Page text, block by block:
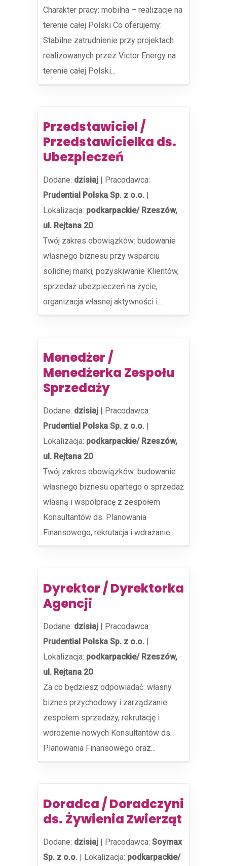
Charakter pracy: mobilna – realizacje na
terenie całej Polski Co oferujemy:
Stabilne zatrudnienie przy projektach
realizowanych przez Victor Energy na
terenie całej Polski...
Przedstawiciel /
Przedstawicielka ds.
Ubezpieczeń
Dodane: dzisiaj | Pracodawca:
Prudential Polska Sp. z o.o. |
Lokalizacja: podkarpackie/ Rzeszów,
ul. Rejtana 20
Twój zakres obowiązków: budowanie
własnego biznesu przy wsparciu
solidnej marki, pozyskiwanie Klientów,
sprzedaż ubezpieczeń na życie,
organizacja własnej aktywności i...
Menedżer /
Menedżerka Zespołu
Sprzedaży
Dodane: dzisiaj | Pracodawca:
Prudential Polska Sp. z o.o. |
Lokalizacja: podkarpackie/ Rzeszów,
ul. Rejtana 20
Twój zakres obowiązków: budowanie
własnego biznesu opartego o sprzedaż
własną i współpracę z zespołem
Konsultantów ds. Planowania
Finansowego, rekrutacja i wdrażanie...
Dyrektor / Dyrektorka
Agencji
Dodane: dzisiaj | Pracodawca:
Prudential Polska Sp. z o.o. |
Lokalizacja: podkarpackie/ Rzeszów,
ul. Rejtana 20
Za co będziesz odpowiadać: własny
biznes przychodowy i zarządzanie
zespołem sprzedaży, rekrutację i
wdrożenie nowych Konsultantów ds.
Planowania Finansowego oraz...
Doradca / Doradczyni
ds. Żywienia Zwierząt
Dodane: dzisiaj | Pracodawca: Soymax
Sp. z o.o. | Lokalizacja: podkarpackie/